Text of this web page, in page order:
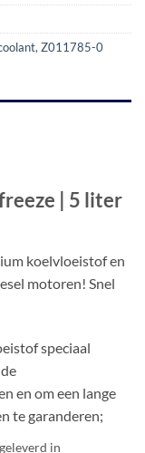
, Z011785-0
| 5 liter
koelvloeistof en
motoren! Snel
speciaal
en om een ​​lange
te garanderen;
in